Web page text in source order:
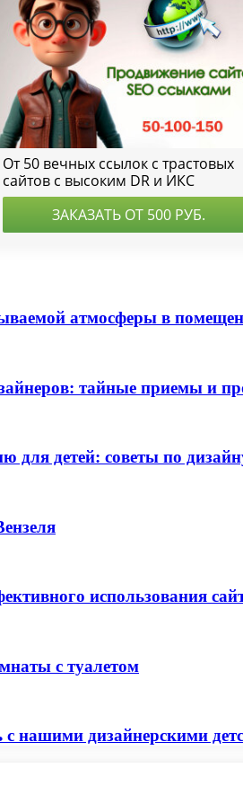
атмосферы в
тайные приемы и
для детей: советы по
использования
с туалетом
нашими дизайнерскими